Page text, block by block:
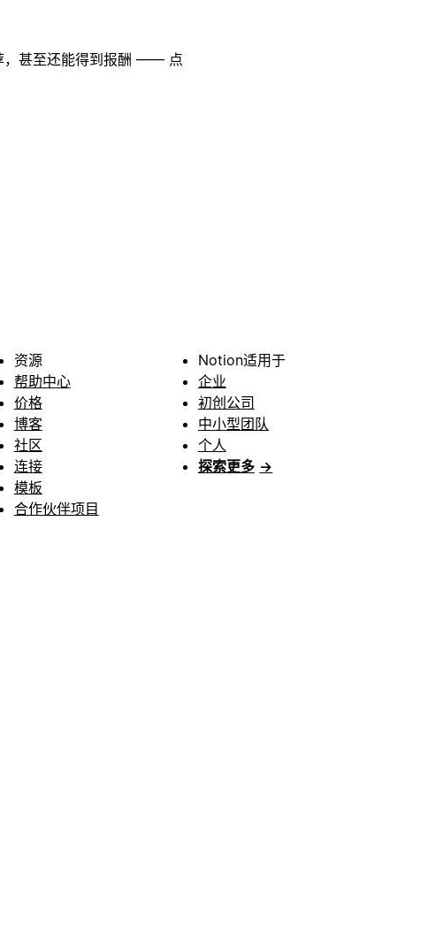
，甚至还能得到报酬 —— 点
资源
帮助中心
价格
博客
社区
连接
模板
合作伙伴项目
Notion适用于
企业
初创公司
中小型团队
个人
探索更多 →